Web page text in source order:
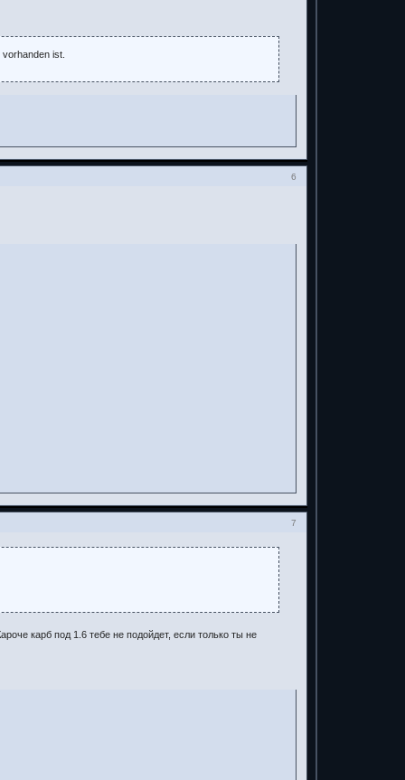
ist.
6
7
карб под 1.6 тебе не подойдет, если только ты не